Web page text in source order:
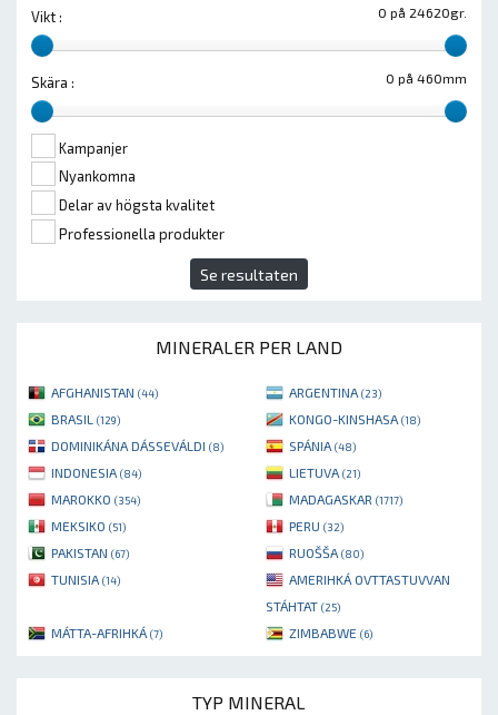
0 på 24620gr.
Vikt :
0 på 460mm
Skära :
Kampanjer
Nyankomna
Delar av högsta kvalitet
Professionella produkter
Se resultaten
MINERALER PER LAND
AFGHANISTAN (44) ARGENTINA (23)
BRASIL (129) KONGO-KINSHASA (18)
DOMINIKÁNA DÁSSEVÁLDI (8) SPÁNIA (48)
INDONESIA (84) LIETUVA (21)
MAROKKO (354) MADAGASKAR (1717)
MEKSIKO (51) PERU (32)
PAKISTAN (67) RUOŠŠA (80)
TUNISIA (14)
AMERIHKÁ OVTTASTUVVAN
STÁHTAT (25)
MÁTTA-AFRIHKÁ (7) ZIMBABWE (6)
TYP MINERAL